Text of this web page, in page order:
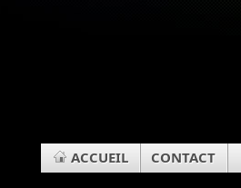
ACCUEIL CONTACT